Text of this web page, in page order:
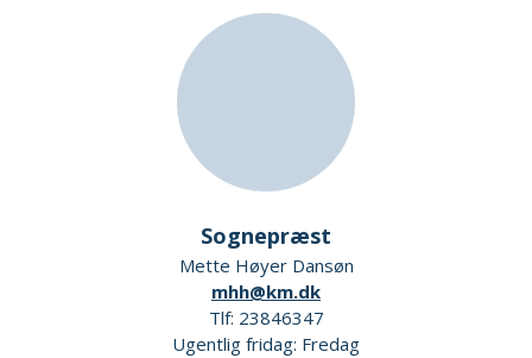
Sognepræst
Mette Høyer Dansøn
mhh@km.dk
Tlf: 23846347
Ugentlig fridag: Fredag